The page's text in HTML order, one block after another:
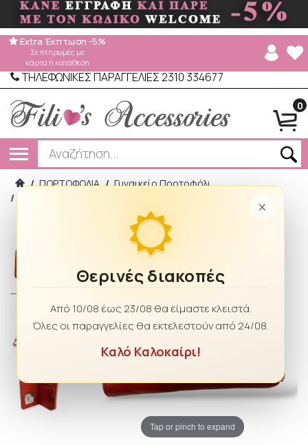
ΤΗΛΕΦΩΝΙΚΕΣ ΠΑΡΑΓΓΕΛΙΕΣ 2310 334677
0
Extra Έκπτωση -5%
Σε πληρωμές με
κάρτα ή κατάθεση
×
Θερινές διακοπές
Από 10/08 έως 23/08 θα είμαστε κλειστά.
Όλες οι παραγγελίες θα εκτελεστούν από 24/08.
Καλό Καλοκαίρι!
/ ΠΟΡΤΟΦΟΛΙΑ / Γυναικείο Πορτοφόλι
/
Tap or pinch to expand